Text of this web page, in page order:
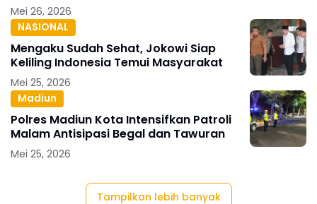
Mei 26, 2026
NASIONAL
Mengaku Sudah Sehat, Jokowi Siap
Keliling Indonesia Temui Masyarakat
Mei 25, 2026
Madiun
Polres Madiun Kota Intensifkan Patroli
Malam Antisipasi Begal dan Tawuran
Mei 25, 2026
Tampilkan lebih banyak